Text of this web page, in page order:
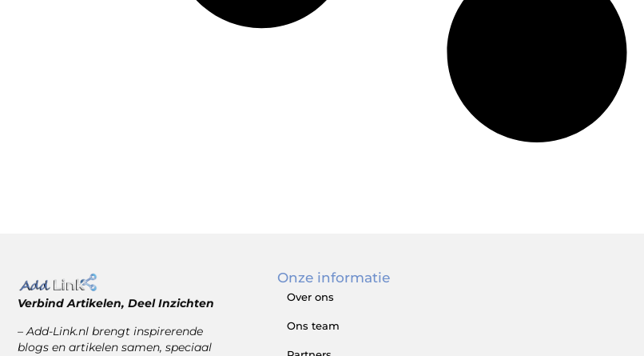
Verbind Artikelen, Deel Inzichten
– Add-Link.nl brengt inspirerende
blogs en artikelen samen, speciaal
Onze informatie
Over ons
Ons team